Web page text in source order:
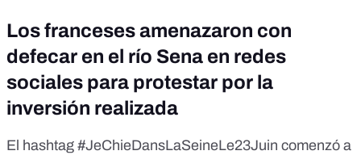
Los franceses amenazaron con
defecar en el río Sena en redes
sociales para protestar por la
inversión realizada
El hashtag #JeChieDansLaSeineLe23Juin comenzó a